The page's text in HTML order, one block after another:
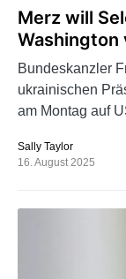
Merz will
Bundeskanzler
ukrainischen
am Montag auf
Sally Taylor
16. August 2025